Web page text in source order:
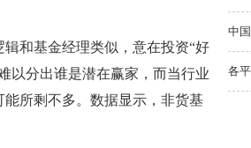
和基金经理类似，意在投资“好
以分出谁是潜在赢家，而当行业
所剩不多。数据显示，非货基
中
各